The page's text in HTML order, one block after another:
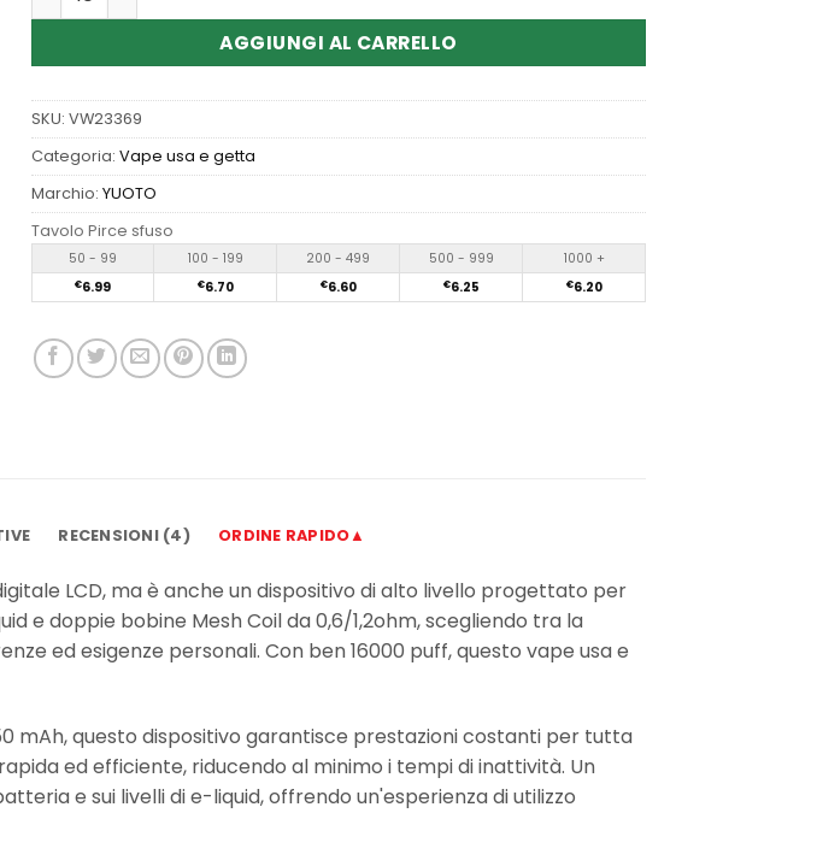
AGGIUNGI AL CARRELLO
SKU: VW23369
Categoria: Vape usa e getta
Marchio: YUOTO
Tavolo Pirce sfuso
50 - 99 100 - 199 200 - 499 500 - 999 1000 +
€6.99 €6.70 €6.60 €6.25 €6.20
RECENSIONI (4) ORDINE RAPIDO▲
LCD, ma è anche un dispositivo di alto livello progettato per
e doppie bobine Mesh Coil da 0,6/1,2ohm, scegliendo tra la
ed esigenze personali. Con ben 16000 puff, questo vape usa e
mAh, questo dispositivo garantisce prestazioni costanti per tutta
ed efficiente, riducendo al minimo i tempi di inattività. Un
e sui livelli di e-liquid, offrendo un'esperienza di utilizzo